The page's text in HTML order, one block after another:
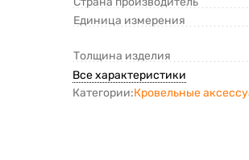
Единица измерения
Толщина изделия
Все характеристики
Категории:Кровельные